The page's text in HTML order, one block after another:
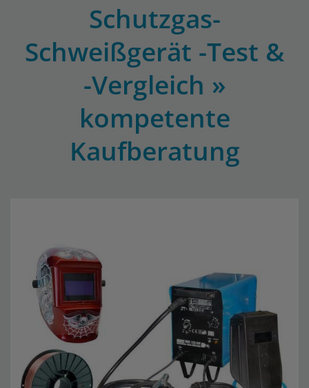
Schutzgas-
Schweißgerät -Test &
-Vergleich »
kompetente
Kaufberatung